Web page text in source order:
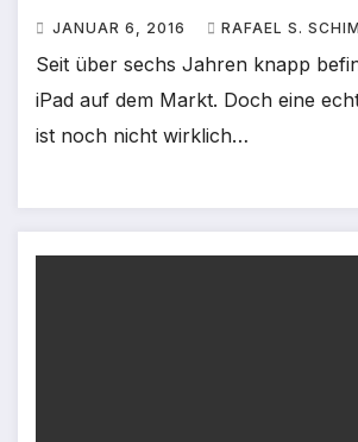
JANUAR 6, 2016 RAFAEL S.
Seit über sechs Jahren knapp
iPad auf dem Markt. Doch eine
ist noch nicht wirklich…